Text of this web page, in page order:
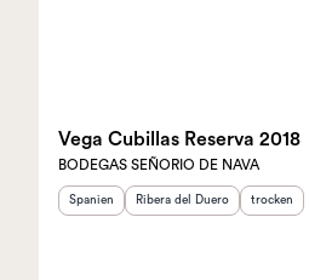
Vega Cubillas Reserva 2018
BODEGAS SEÑORIO DE NAVA
Herkunftsland :
Spanien Herkunftsregion:
Ribera del Duero Geschmack
trocken